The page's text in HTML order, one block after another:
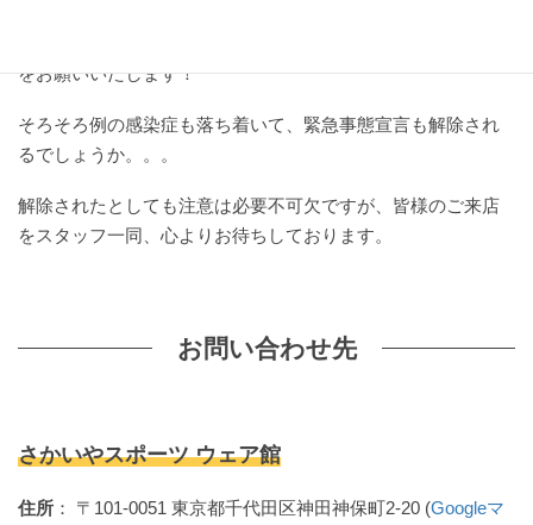
をお願いいたします！
そろそろ例の感染症も落ち着いて、緊急事態宣言も解除され
るでしょうか。。。
解除されたとしても注意は必要不可欠ですが、皆様のご来店
をスタッフ一同、心よりお待ちしております。
お問い合わせ先
さかいやスポーツ ウェア館
住所 ： 〒101-0051 東京都千代田区神田神保町2-20 (Googleマ